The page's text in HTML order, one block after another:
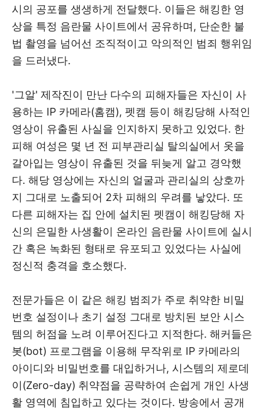
시의 공포를 생생하게 전달했다. 이들은 해킹한 영
상을 특정 음란물 사이트에서 공유하며, 단순한 불
법 촬영을 넘어선 조직적이고 악의적인 범죄 행위임
을 드러냈다.
'그알' 제작진이 만난 다수의 피해자들은 자신이 사
용하는 IP 카메라(홈캠), 펫캠 등이 해킹당해 사적인
영상이 유출된 사실을 인지하지 못하고 있었다. 한
피해 여성은 몇 년 전 피부관리실 탈의실에서 옷을
갈아입는 영상이 유출된 것을 뒤늦게 알고 경악했
다. 해당 영상에는 자신의 얼굴과 관리실의 상호까
지 그대로 노출되어 2차 피해의 우려를 낳았다. 또
다른 피해자는 집 안에 설치된 펫캠이 해킹당해 자
신의 은밀한 사생활이 온라인 음란물 사이트에 실시
간 혹은 녹화된 형태로 유포되고 있었다는 사실에
정신적 충격을 호소했다.
전문가들은 이 같은 해킹 범죄가 주로 취약한 비밀
번호 설정이나 초기 설정 그대로 방치된 보안 시스
템의 허점을 노려 이루어진다고 지적한다. 해커들은
봇(bot) 프로그램을 이용해 무작위로 IP 카메라의
아이디와 비밀번호를 대입하거나, 시스템의 제로데
이(Zero-day) 취약점을 공략하여 손쉽게 개인 사생
활 영역에 침입하고 있다는 것이다. 방송에서 공개